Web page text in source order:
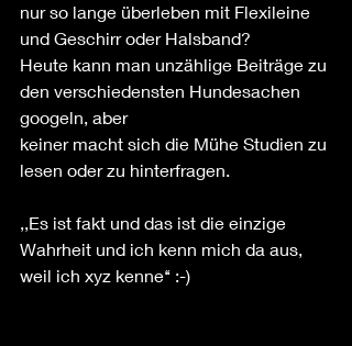
nur so lange überleben mit Flexileine
und Geschirr oder Halsband?
Heute kann man unzählige Beiträge zu
den verschiedensten Hundesachen
googeln, aber
keiner macht sich die Mühe Studien zu
lesen oder zu hinterfragen.
,,Es ist fakt und das ist die einzige
Wahrheit und ich kenn mich da aus,
weil ich xyz kenne‘‘ :-)